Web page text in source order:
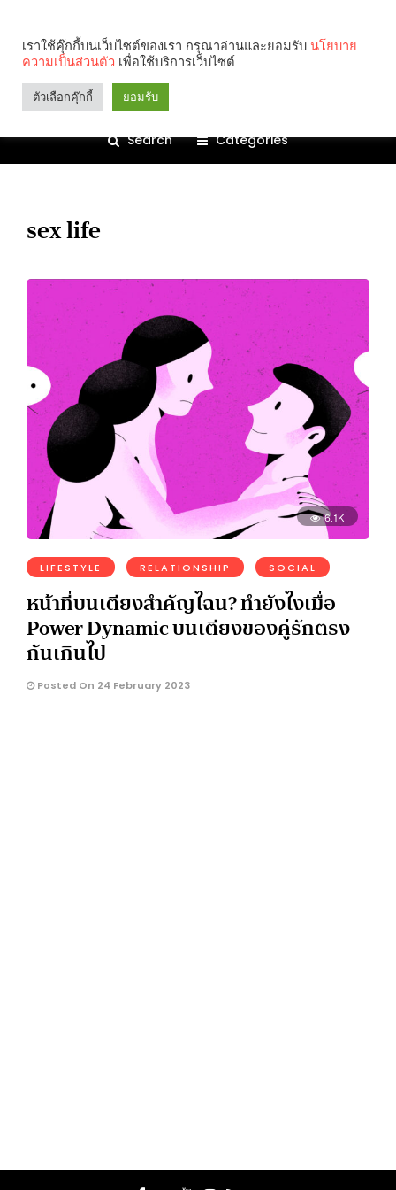
Search Categories
sex life
6.1K
LIFESTYLE RELATIONSHIP SOCIAL
หน้าที่บนเตียงสำคัญไฉน? ทำยังไงเมื่อ
Power Dynamic บนเตียงของคู่รักตรง
กันเกินไป
Posted On 24 February 2023
เราใช้คุ๊กกี้บนเว็บไซต์ของเรา กรุณาอ่านและยอมรับ นโยบาย
ความเป็นส่วนตัว เพื่อใช้บริการเว็บไซต์
ตัวเลือกคุ๊กกี้ ยอมรับ